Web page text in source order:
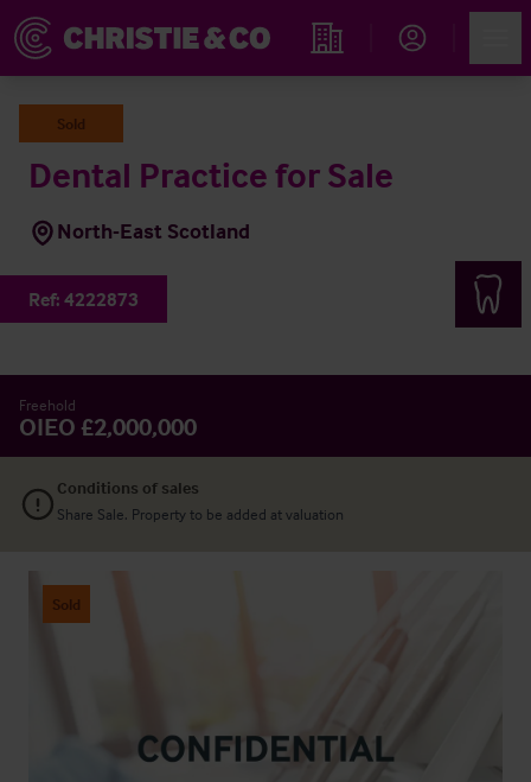
Immobiliensuche
Sold
Dental Practice for Sale
North-East Scotland
Ref: 4222873
Freehold
OIEO £2,000,000
Conditions of sales
Share Sale. Property to be added at valuation
Sold